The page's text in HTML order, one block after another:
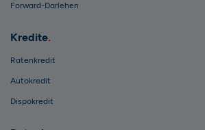
Forward-Darlehen
Kredite
Ratenkredit
Autokredit
Dispokredit